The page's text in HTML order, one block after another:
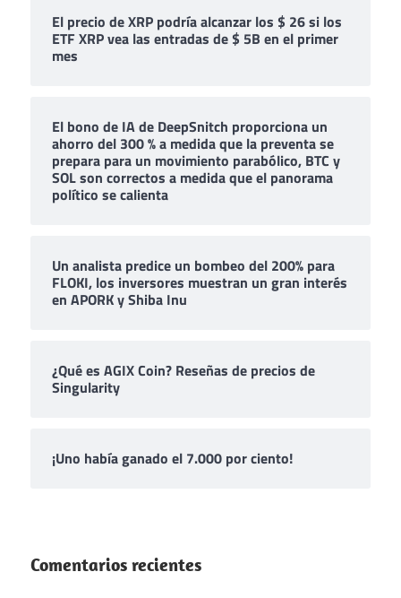
El precio de XRP podría alcanzar los $ 26 si los
ETF XRP vea las entradas de $ 5B en el primer
mes
El bono de IA de DeepSnitch proporciona un
ahorro del 300 % a medida que la preventa se
prepara para un movimiento parabólico, BTC y
SOL son correctos a medida que el panorama
político se calienta
Un analista predice un bombeo del 200% para
FLOKI, los inversores muestran un gran interés
en APORK y Shiba Inu
¿Qué es AGIX Coin? Reseñas de precios de
Singularity
¡Uno había ganado el 7.000 por ciento!
Comentarios recientes